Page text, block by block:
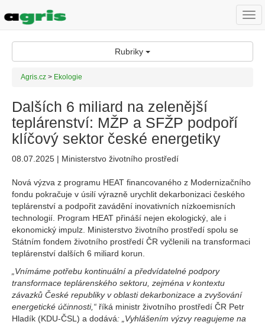
Rubriky
Agris.cz > Ekologie
Dalších 6 miliard na zelenější
teplárenství: MŽP a SFŽP podpoří
klíčový sektor české energetiky
08.07.2025 | Ministerstvo životního prostředí
Nová výzva z programu HEAT financovaného z Modernizačního
fondu pokračuje v úsilí výrazně urychlit dekarbonizaci českého
teplárenství a podpořit zavádění inovativních nízkoemisních
technologií. Program HEAT přináší nejen ekologický, ale i
ekonomický impulz. Ministerstvo životního prostředí spolu se
Státním fondem životního prostředí ČR vyčlenili na transformaci
teplárenství dalších 6 miliard korun.
„Vnímáme potřebu kontinuální a předvídatelné podpory
transformace teplárenského sektoru, zejména v kontextu
závazků České republiky v oblasti dekarbonizace a zvyšování
energetické účinnosti,“ říká ministr životního prostředí ČR Petr
Hladík (KDU-ČSL) a dodává: „Vyhlášením výzvy reagujeme na